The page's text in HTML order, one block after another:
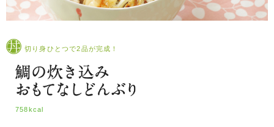
切り身ひとつで2品が完成！
758kcal